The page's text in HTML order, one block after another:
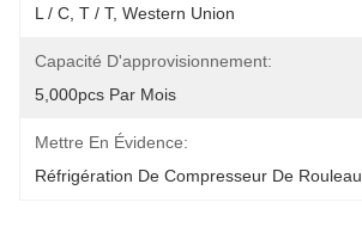
L / C, T / T, Western Union
Capacité D'approvisionnement:
5,000pcs Par Mois
Mettre En Évidence:
Réfrigération De Compresseur De Rouleau